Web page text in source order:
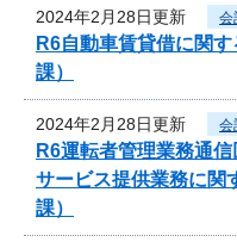
2024年2月28日更新 会
R6自動車賃貸借に関
課）
2024年2月28日更新 会
R6運転者管理業務通
サービス提供業務に関
課）